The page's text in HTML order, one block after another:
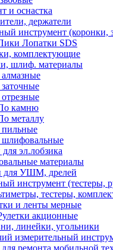
и оснастка
держатели
инструмент (коронки,
Лопатки SDS
комплектующие
шлиф. материалы
камню
металлу
эл.лобзика
материалы
для УШМ, дрелей
инструмент (тестеры,
тестеры,
и ленты мерные
акционные
линейки, угольники
измерительный